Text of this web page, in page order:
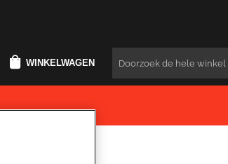
WINKELWAGEN Zoeken